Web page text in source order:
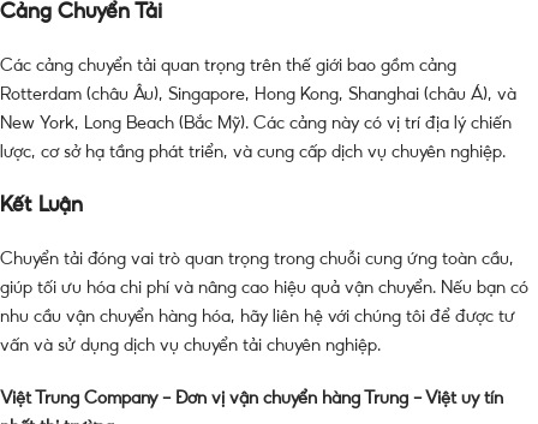
Cảng Chuyển Tải
Các cảng chuyển tải quan trọng trên thế giới bao gồm cảng
Rotterdam (châu Âu), Singapore, Hong Kong, Shanghai (châu Á), và
New York, Long Beach (Bắc Mỹ). Các cảng này có vị trí địa lý chiến
lược, cơ sở hạ tầng phát triển, và cung cấp dịch vụ chuyên nghiệp.
Kết Luận
Chuyển tải đóng vai trò quan trọng trong chuỗi cung ứng toàn cầu,
giúp tối ưu hóa chi phí và nâng cao hiệu quả vận chuyển. Nếu bạn có
nhu cầu vận chuyển hàng hóa, hãy liên hệ với chúng tôi để được tư
vấn và sử dụng dịch vụ chuyển tải chuyên nghiệp.
Việt Trung Company – Đơn vị vận chuyển hàng Trung – Việt uy tín